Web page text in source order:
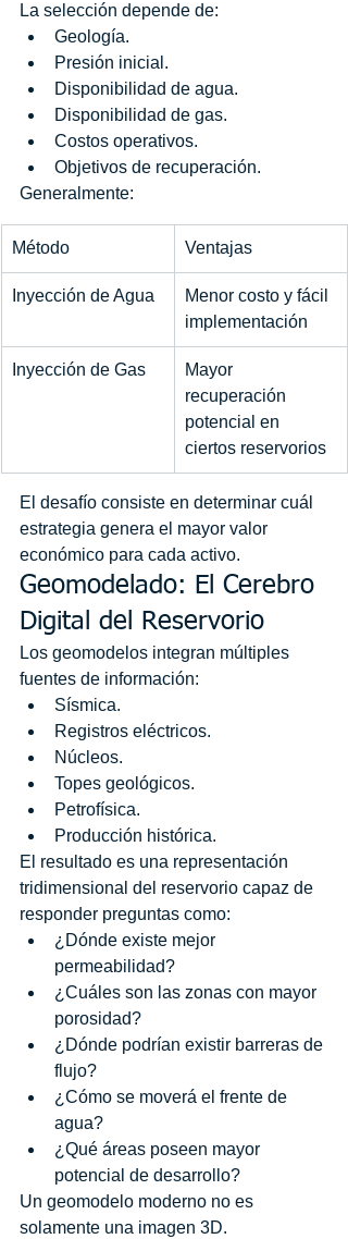
La selección depende de:
Geología.
Presión inicial.
Disponibilidad de agua.
Disponibilidad de gas.
Costos operativos.
Objetivos de recuperación.
Generalmente:
Método Ventajas
Inyección de Agua
Menor costo y fácil
implementación
Inyección de Gas
Mayor
recuperación
potencial en
ciertos reservorios
El desafío consiste en determinar cuál
estrategia genera el mayor valor
económico para cada activo.
Geomodelado: El Cerebro
Digital del Reservorio
Los geomodelos integran múltiples
fuentes de información:
Sísmica.
Registros eléctricos.
Núcleos.
Topes geológicos.
Petrofísica.
Producción histórica.
El resultado es una representación
tridimensional del reservorio capaz de
responder preguntas como:
¿Dónde existe mejor
permeabilidad?
¿Cuáles son las zonas con mayor
porosidad?
¿Dónde podrían existir barreras de
flujo?
¿Cómo se moverá el frente de
agua?
¿Qué áreas poseen mayor
potencial de desarrollo?
Un geomodelo moderno no es
solamente una imagen 3D.